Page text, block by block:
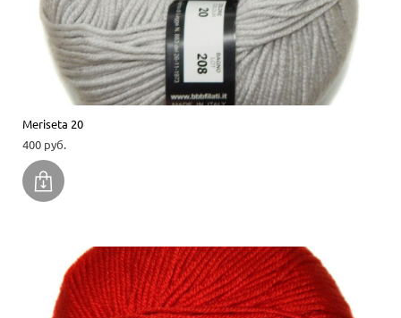
Meriseta 20
400 pуб.